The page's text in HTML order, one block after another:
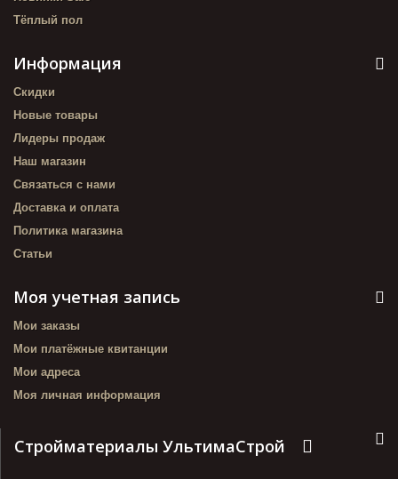
Тёплый пол
Информация
Скидки
Новые товары
Лидеры продаж
Наш магазин
Связаться с нами
Доставка и оплата
Политика магазина
Статьи
Моя учетная запись
Мои заказы
Мои платёжные квитанции
Мои адреса
Моя личная информация
Стройматериалы УльтимаСтрой